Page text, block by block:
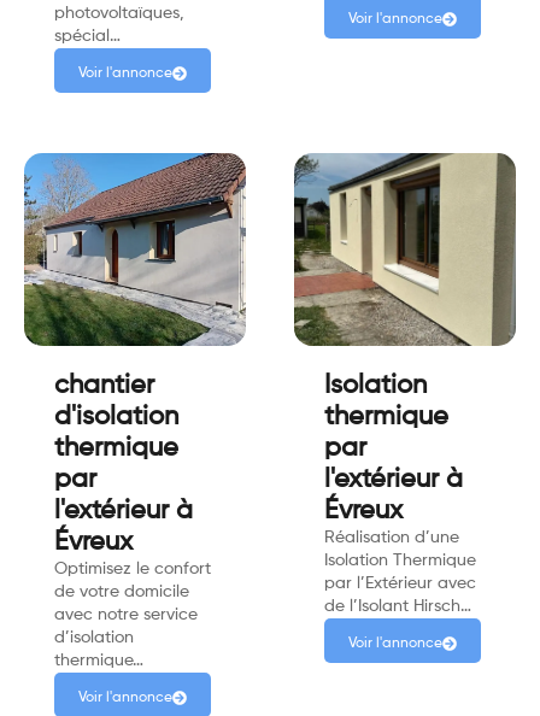
photovoltaïques,
spécial…
Voir l'annonce
Voir l'annonce
chantier
d'isolation
thermique
par
l'extérieur à
Évreux
Optimisez le confort
de votre domicile
avec notre service
d’isolation
thermique…
Voir l'annonce
Isolation
thermique
par
l'extérieur à
Évreux
Réalisation d’une
Isolation Thermique
par l’Extérieur avec
de l’Isolant Hirsch…
Voir l'annonce